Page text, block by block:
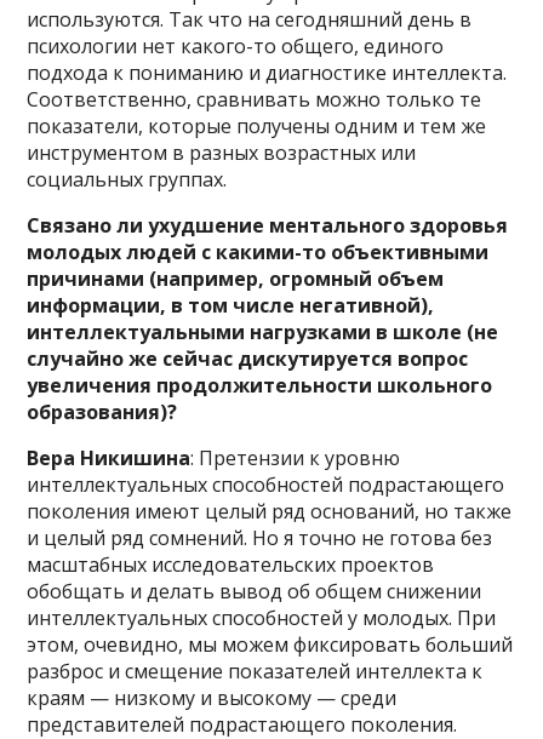
используются. Так что на сегодняшний день в
психологии нет какого-то общего, единого
подхода к пониманию и диагностике интеллекта.
Соответственно, сравнивать можно только те
показатели, которые получены одним и тем же
инструментом в разных возрастных или
социальных группах.
Связано ли ухудшение ментального здоровья
молодых людей с какими-то объективными
причинами (например, огромный объем
информации, в том числе негативной),
интеллектуальными нагрузками в школе (не
случайно же сейчас дискутируется вопрос
увеличения продолжительности школьного
образования)?
Вера Никишина: Претензии к уровню
интеллектуальных способностей подрастающего
поколения имеют целый ряд оснований, но также
и целый ряд сомнений. Но я точно не готова без
масштабных исследовательских проектов
обобщать и делать вывод об общем снижении
интеллектуальных способностей у молодых. При
этом, очевидно, мы можем фиксировать больший
разброс и смещение показателей интеллекта к
краям — низкому и высокому — среди
представителей подрастающего поколения.